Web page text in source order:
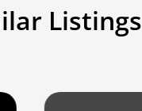
Listings